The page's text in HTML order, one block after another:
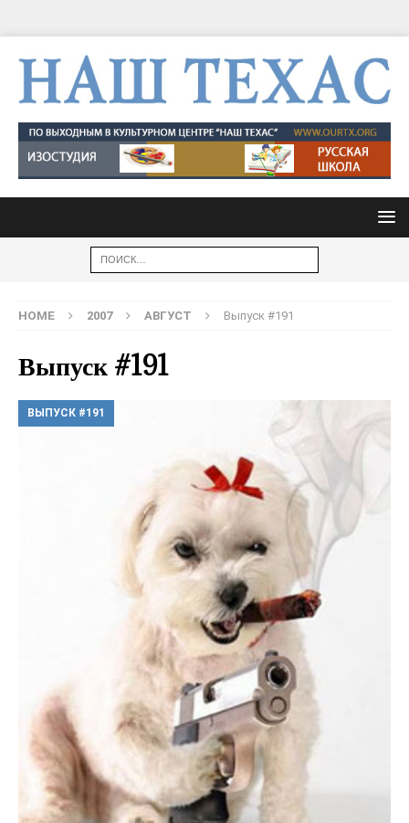
HOME 2007 АВГУСТ Выпуск #191
Выпуск #191
ВЫПУСК #191